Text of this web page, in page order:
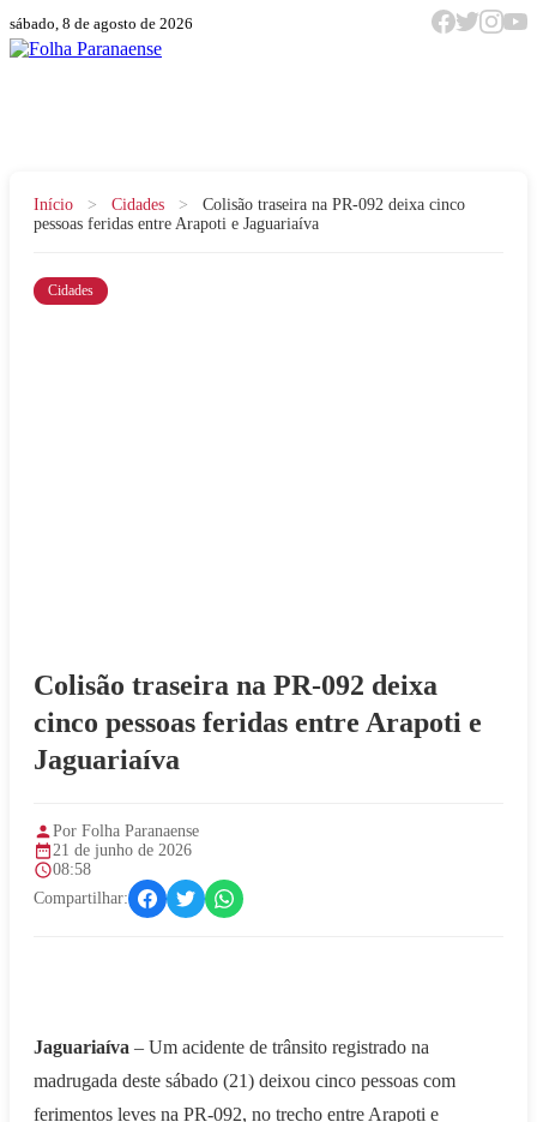
sábado, 8 de agosto de 2026
Início > Cidades >
Colisão traseira na PR-092 deixa cinco
pessoas feridas entre Arapoti e Jaguariaíva
Cidades
Colisão traseira na PR-092 deixa
cinco pessoas feridas entre Arapoti e
Jaguariaíva
Por Folha Paranaense
21 de junho de 2026
08:58
Compartilhar:
Jaguariaíva – Um acidente de trânsito registrado na
madrugada deste sábado (21) deixou cinco pessoas com
ferimentos leves na PR-092, no trecho entre Arapoti e